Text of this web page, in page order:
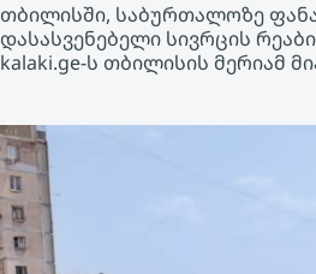
თბილისში, საბურთალოზე
დასასვენებელი სივრცის
kalaki.ge-ს თბილისის მერიამ